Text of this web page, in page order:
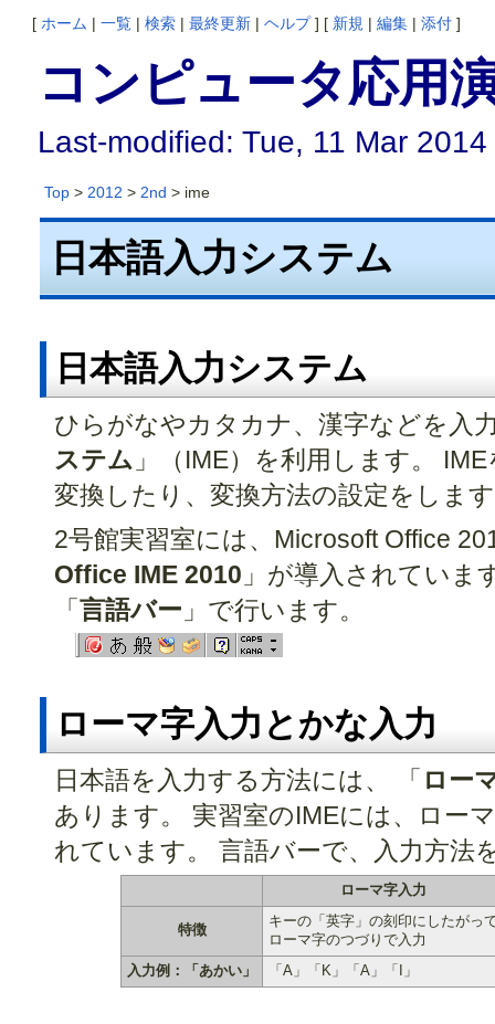
[ ホーム | 一覧 | 検索 | 最終更新 | ヘルプ] [ 新規 | 編集 | 添付 ]
コンピュータ応用
Last-modified: Tue, 11 Mar
Top> 2012 > 2nd > ime
日本語入力システム
日本語入力システム
ひらがなやカタカナ、漢字などを入
ステム 」（IME）を利用します。
変換したり、変換方法の設定をしま
2号館実習室には、Microsoft Office
Office IME 2010 」が導入されていま
「言語バー 」で行います。
ローマ字入力とかな入力
日本語を入力する方法には、 「 ロー
あります。 実習室のIMEには、ロー
れています。 言語バーで、入力方法
ローマ字入力
特徴
キーの「英字」の刻印にしたがっ
ローマ字のつづりで入力
入力例：「あかい」
「A」「K」「A」「I」